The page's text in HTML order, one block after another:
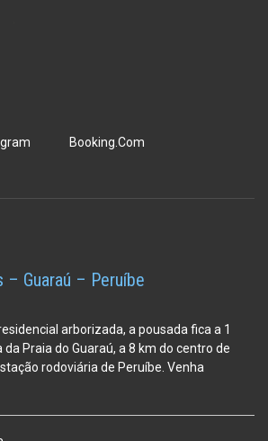
Booking.Com
– Guaraú – Peruíbe
arborizada, a pousada fica a 1
Praia do Guaraú, a 8 km do centro de
rodoviária de Peruíbe. Venha